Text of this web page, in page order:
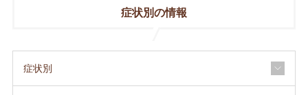
症状別の情報
症状別